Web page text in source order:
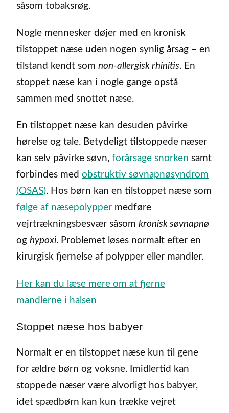
såsom tobaksrøg.
Nogle mennesker døjer med en kronisk
tilstoppet næse uden nogen synlig årsag – en
tilstand kendt som non-allergisk rhinitis. En
stoppet næse kan i nogle gange opstå
sammen med snottet næse.
En tilstoppet næse kan desuden påvirke
hørelse og tale. Betydeligt tilstoppede næser
kan selv påvirke søvn, forårsage snorken samt
forbindes med obstruktiv søvnapnøsyndrom
(OSAS). Hos børn kan en tilstoppet næse som
følge af næsepolypper medføre
vejrtrækningsbesvær såsom kronisk søvnapnø
og hypoxi. Problemet løses normalt efter en
kirurgisk fjernelse af polypper eller mandler.
Her kan du læse mere om at fjerne
mandlerne i halsen
Stoppet næse hos babyer
Normalt er en tilstoppet næse kun til gene
for ældre børn og voksne. Imidlertid kan
stoppede næser være alvorligt hos babyer,
idet spædbørn kan kun trække vejret